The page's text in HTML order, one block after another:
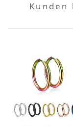
Kunden